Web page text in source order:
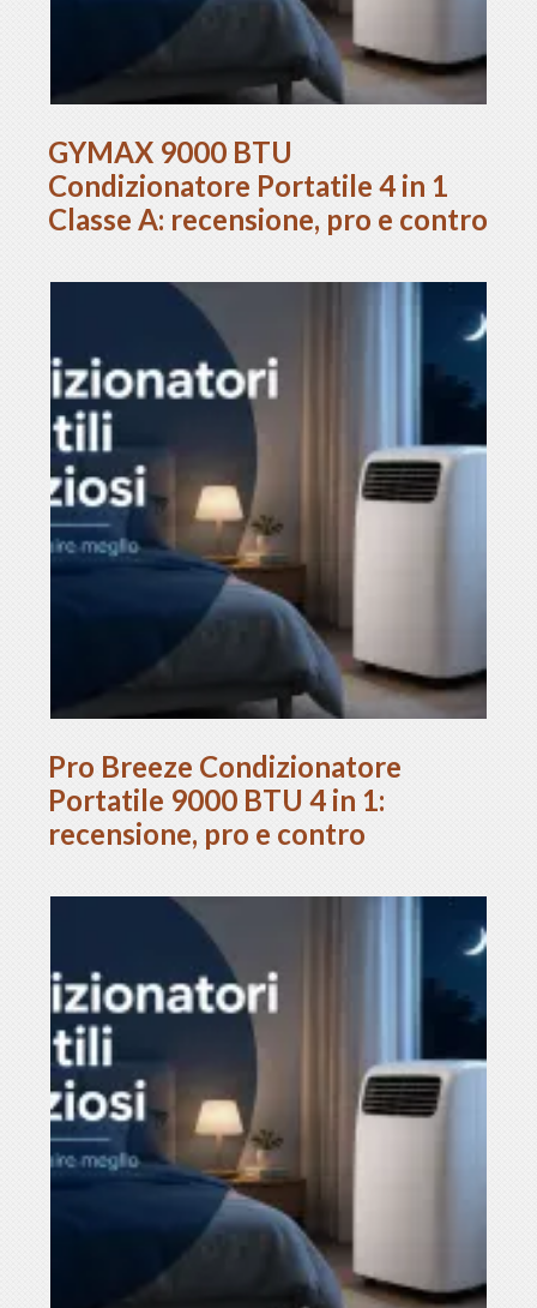
GYMAX 9000 BTU
Condizionatore Portatile 4 in 1
Classe A: recensione, pro e contro
Pro Breeze Condizionatore
Portatile 9000 BTU 4 in 1:
recensione, pro e contro